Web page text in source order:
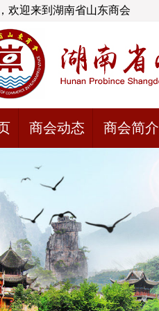
欢迎来到湖南省山东商会
商会动态 商会简介